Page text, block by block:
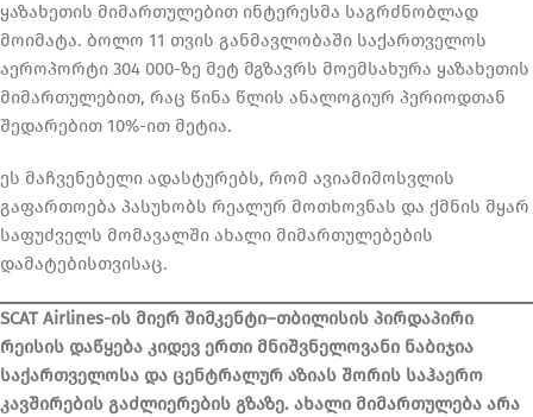
ყაზახეთის მიმართულებით ინტერესმა საგრძნობლად
მოიმატა. ბოლო 11 თვის განმავლობაში საქართველოს
აეროპორტი 304 000-ზე მეტ მგზავრს მოემსახურა ყაზახეთის
მიმართულებით, რაც წინა წლის ანალოგიურ პერიოდთან
შედარებით 10%-ით მეტია.
ეს მაჩვენებელი ადასტურებს, რომ ავიამიმოსვლის
გაფართოება პასუხობს რეალურ მოთხოვნას და ქმნის მყარ
საფუძველს მომავალში ახალი მიმართულებების
დამატებისთვისაც.
SCAT Airlines-ის მიერ შიმკენტი–თბილისის პირდაპირი
რეისის დაწყება კიდევ ერთი მნიშვნელოვანი ნაბიჯია
საქართველოსა და ცენტრალურ აზიას შორის საჰაერო
კავშირების გაძლიერების გზაზე. ახალი მიმართულება არა